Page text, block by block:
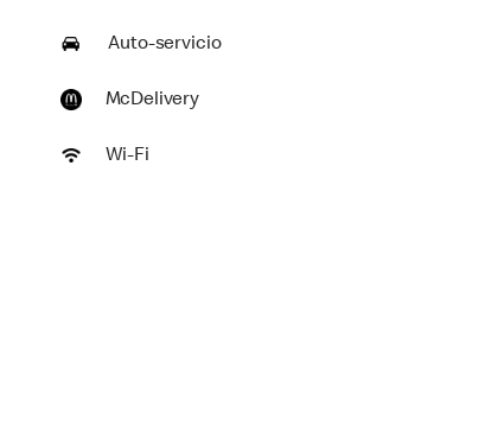
Auto-servicio
McDelivery
Wi-Fi